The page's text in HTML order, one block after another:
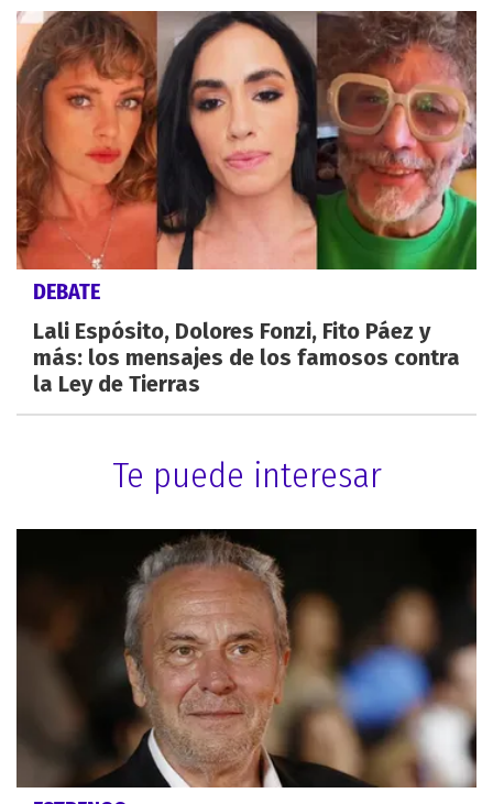
DEBATE
Lali Espósito, Dolores Fonzi, Fito Páez y
más: los mensajes de los famosos contra
la Ley de Tierras
Te puede interesar